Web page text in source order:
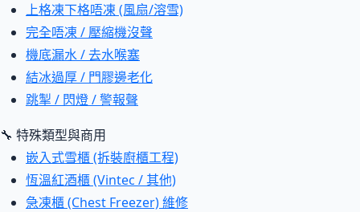
上格凍下格唔凍 (風扇/溶雪)
完全唔凍 / 壓縮機沒聲
機底漏水 / 去水喉塞
結冰過厚 / 門膠邊老化
跳掣 / 閃燈 / 警報聲
🔧 特殊類型與商用
嵌入式雪櫃 (拆裝廚櫃工程)
恆溫紅酒櫃 (Vintec / 其他)
急凍櫃 (Chest Freezer) 維修